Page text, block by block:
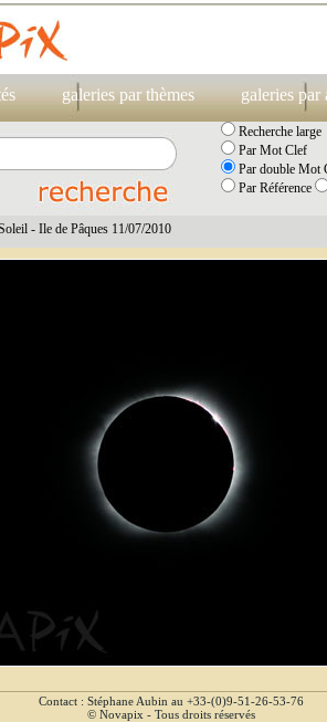
galeries par thèmes galeries par
Recherche large
Par Mot Clef
Par double Mot
Par Référence
- Ile de Pâques 11/07/2010
Contact : Stéphane Aubin au +33-(0)9-51-26-53-76
© Novapix - Tous droits réservés